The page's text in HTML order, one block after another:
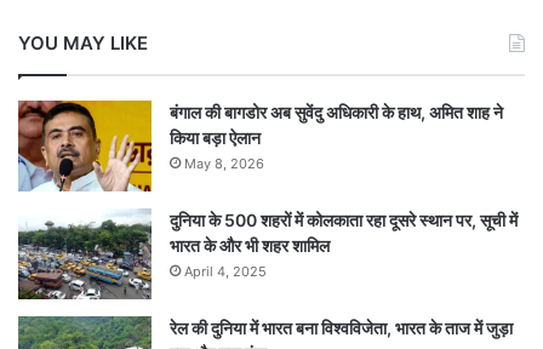
YOU MAY LIKE
बंगाल की बागडोर अब सुवेंदु अधिकारी के हाथ, अमित शाह ने
किया बड़ा ऐलान
May 8, 2026
दुनिया के 500 शहरों में कोलकाता रहा दूसरे स्थान पर, सूची में
भारत के और भी शहर शामिल
April 4, 2025
रेल की दुनिया में भारत बना विश्वविजेता, भारत के ताज में जुड़ा